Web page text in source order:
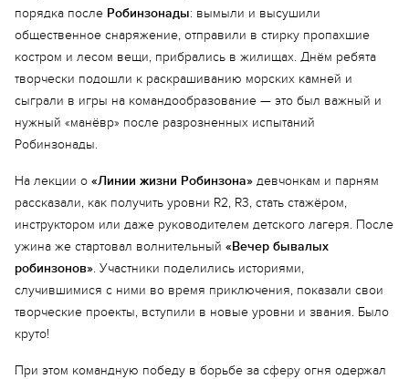
Еще 13 фото
порядка после Робинзонады: вымыли и высушили
общественное снаряжение, отправили в стирку пропахшие
костром и лесом вещи, прибрались в жилищах. Днём ребята
творчески подошли к раскрашиванию морских камней и
сыграли в игры на командообразование — это был важный и
нужный «манёвр» после разрозненных испытаний
Робинзонады.
На лекции о «Линии жизни Робинзона» девчонкам и парням
рассказали, как получить уровни R2, R3, стать стажёром,
инструктором или даже руководителем детского лагеря. После
ужина же стартовал волнительный «Вечер бывалых
робинзонов». Участники поделились историями,
случившимися с ними во время приключения, показали свои
творческие проекты, вступили в новые уровни и звания. Было
круто!
При этом командную победу в борьбе за сферу огня одержал